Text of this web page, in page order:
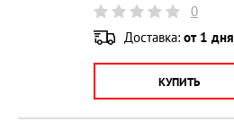
0
Доставка: от 1 дня
КУПИТЬ